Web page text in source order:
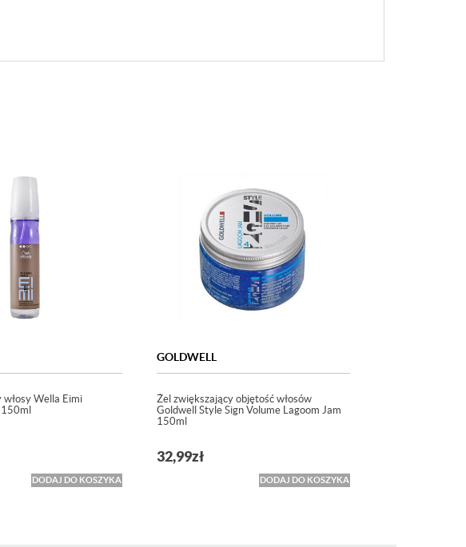
włosy Wella Eimi
150ml
DODAJ DO KOSZYKA
GOLDWELL
Żel zwiększający objętość włosów
Goldwell Style Sign Volume Lagoom Jam
150ml
32,99zł
DODAJ DO KOSZYKA